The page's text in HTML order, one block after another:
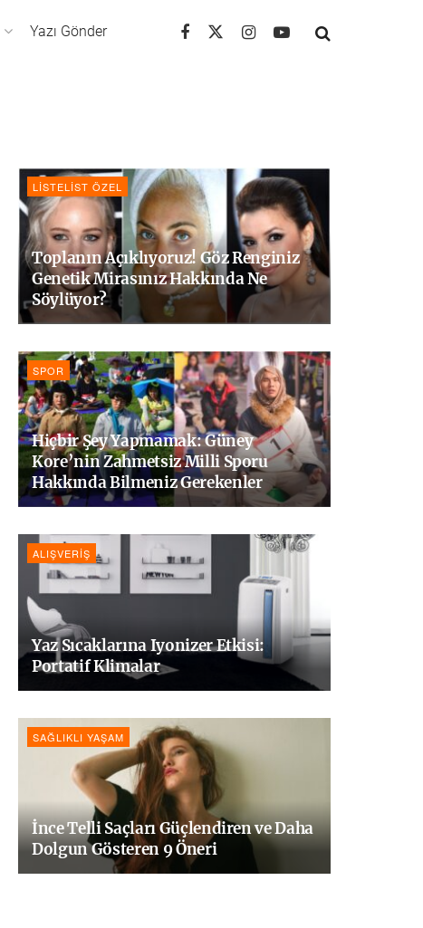
Yazı Gönder
LISTELIST ÖZEL
Toplanın Açıklıyoruz! Göz Renginiz
Genetik Mirasınız Hakkında Ne
Söylüyor?
SPOR
Hiçbir Şey Yapmamak: Güney
Kore’nin Zahmetsiz Milli Sporu
Hakkında Bilmeniz Gerekenler
ALIŞVERIŞ
Yaz Sıcaklarına Iyonizer Etkisi:
Portatif Klimalar
SAĞLIKLI YAŞAM
İnce Telli Saçları Güçlendiren ve Daha
Dolgun Gösteren 9 Öneri